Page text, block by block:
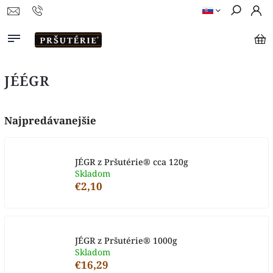
JÉÉGR
Najpredávanejšie
JÉGR z Pršutérie® cca 120g
Skladom
€2,10
JÉGR z Pršutérie® 1000g
Skladom
€16,29